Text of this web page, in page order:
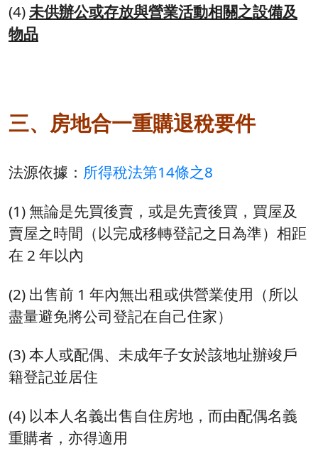
(4)未供辦公或存放與營業活動相關之設備及
物品
三、房地合一重購退稅要件
法源依據： 所得稅法第14條之8
(1) 無論是先買後賣，或是先賣後買，買屋及
賣屋之時間（以完成移轉登記之日為準）相距
在 2 年以內
(2) 出售前 1 年內無出租或供營業使用（所以
盡量避免將公司登記在自己住家）
(3) 本人或配偶、未成年子女於該地址辦竣戶
籍登記並居住
(4) 以本人名義出售自住房地，而由配偶名義
重購者，亦得適用